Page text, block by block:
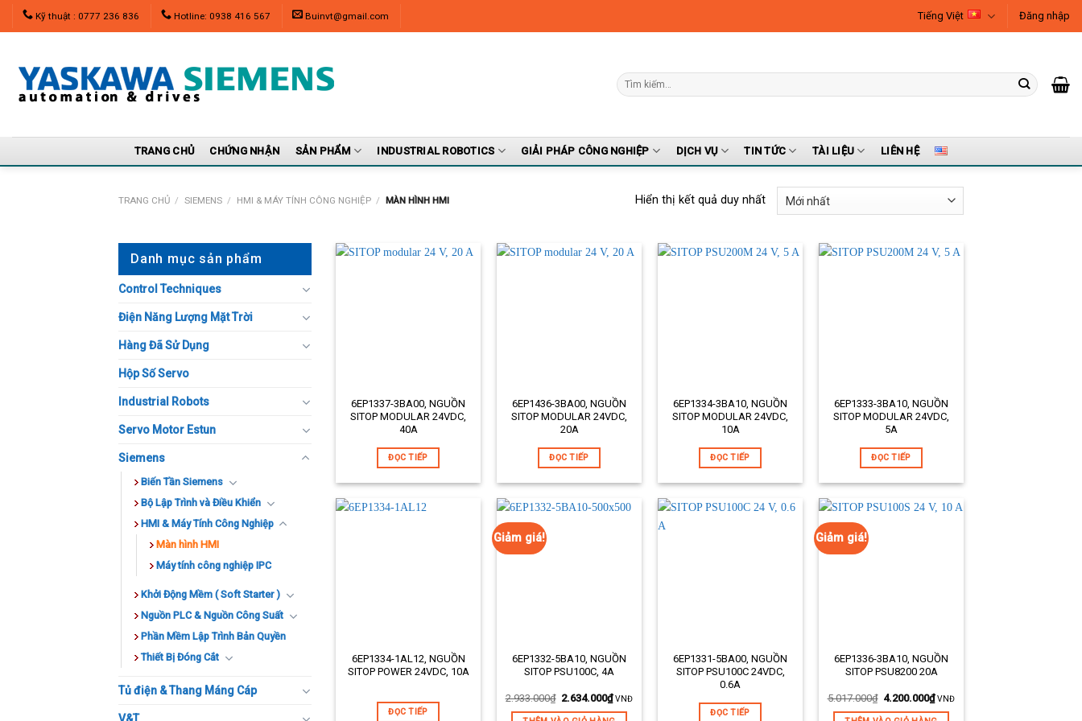
Kỹ thuật : 0777 236 836 Hotline: 0938 416 567 Buinvt@gmail.com Tiếng Việt Đăng nhập
TRANG CHỦ CHỨNG NHẬN SẢN PHẨM INDUSTRIAL ROBOTICS GIẢI PHÁP CÔNG NGHIỆP DỊCH VỤ TIN TỨC TÀI LIỆU LIÊN HỆ
TRANG CHỦ / SIEMENS / HMI & MÁY TÍNH CÔNG NGHIỆP / MÀN HÌNH HMI Hiển thị kết quả duy nhất
Danh mục sản phẩm
Control Techniques
Điện Năng Lượng Mặt Trời
Hàng Đã Sử Dụng
Hộp Số Servo
Industrial Robots
Servo Motor Estun
Siemens
Biến Tần Siemens
Bộ Lập Trình và Điều Khiển
HMI & Máy Tính Công Nghiệp
Màn hình HMI
Máy tính công nghiệp IPC
Khởi Động Mềm ( Soft Starter )
Nguồn PLC & Nguồn Công Suất
Phần Mềm Lập Trình Bản Quyền
Thiết Bị Đóng Cắt
Tủ điện & Thang Máng Cáp
Mã sản phẩm:
6EP1337-3BA00, NGUỒN
SITOP MODULAR 24VDC,
40A
ĐỌC TIẾP
Mã sản phẩm:
6EP1436-3BA00, NGUỒN
SITOP MODULAR 24VDC,
20A
ĐỌC TIẾP
Mã sản phẩm:
6EP1334-3BA10, NGUỒN
SITOP MODULAR 24VDC,
10A
ĐỌC TIẾP
Mã sản phẩm:
6EP1333-3BA10, NGUỒN
SITOP MODULAR 24VDC,
5A
ĐỌC TIẾP
Mã sản phẩm:
6EP1334-1AL12, NGUỒN
SITOP POWER 24VDC, 10A
ĐỌC TIẾP
Giảm giá!
Mã sản phẩm:
Mô tả ngắn:
6EP1332-5BA10, NGUỒN
SITOP PSU100C, 4A
2.933.000₫ 2.634.000₫ VNĐ
Mã sản phẩm:
6EP1331-5BA00, NGUỒN
SITOP PSU100C 24VDC,
0.6A
ĐỌC TIẾP
Giảm giá!
Mã sản phẩm:
Mô tả ngắn:
6EP1336-3BA10, NGUỒN
SITOP PSU8200 20A
5.017.000₫ 4.200.000₫ VNĐ